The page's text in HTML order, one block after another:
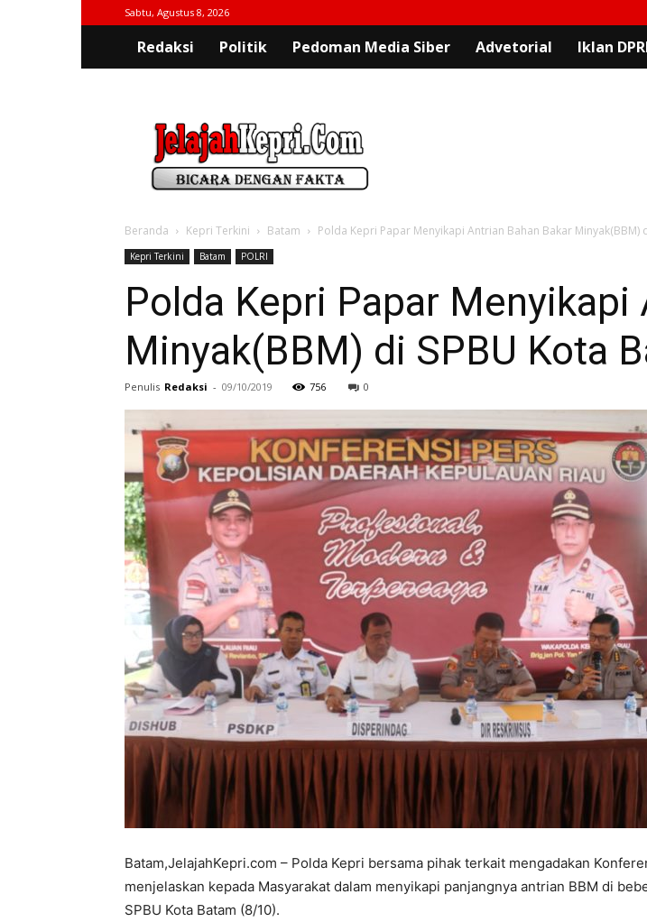
Sabtu, Agustus 8, 2026
Redaksi Politik Pedoman Media Siber Advetorial Iklan
Beranda Kepri Terkini Batam Polda Kepri Papar Menyikapi Antrian Bahan Bakar Minyak(BBM)
Kepri Terkini Batam POLRI
Polda Kepri Papar Menyikapi
Minyak(BBM) di SPBU Kota
Penulis Redaksi - 09/10/2019 756 0
Batam,JelajahKepri.com – Polda Kepri bersama pihak terkait mengadakan
menjelaskan kepada Masyarakat dalam menyikapi panjangnya antrian BBM di
SPBU Kota Batam (8/10).